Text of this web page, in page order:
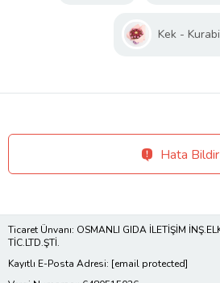
Kek -
Hata Bildir
Ticaret Ünvanı: OSMANLI GIDA İLETİŞİM
TİC.LTD.ŞTİ.
Kayıtlı E-Posta Adresi: [email protected]